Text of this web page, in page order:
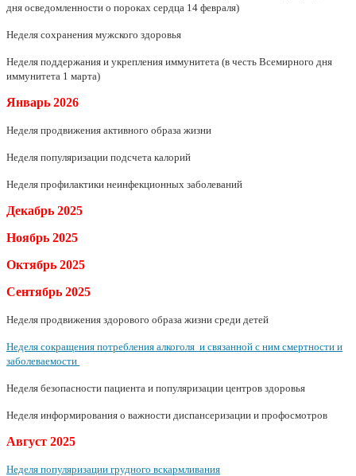
дня осведомленности о пороках сердца 14 февраля)
Неделя сохранения мужского здоровья
Неделя поддержания и укрепления иммунитета (в честь Всемирного дня
иммунитета 1 марта)
Январь 2026
Неделя продвижения активного образа жизни
Неделя популяризации подсчета калорий
Неделя профилактики неинфекционных заболеваний
Декабрь 2025
Ноябрь 2025
Октябрь 2025
Сентябрь 2025
Неделя продвижения здорового образа жизни среди детей
Неделя сокращения потребления алкоголя и связанной с ним смертности и
заболеваемости
Неделя безопасности пациента и популяризации центров здоровья
Неделя информирования о важности диспансеризации и профосмотров
Август 2025
Неделя популяризации грудного вскармливания